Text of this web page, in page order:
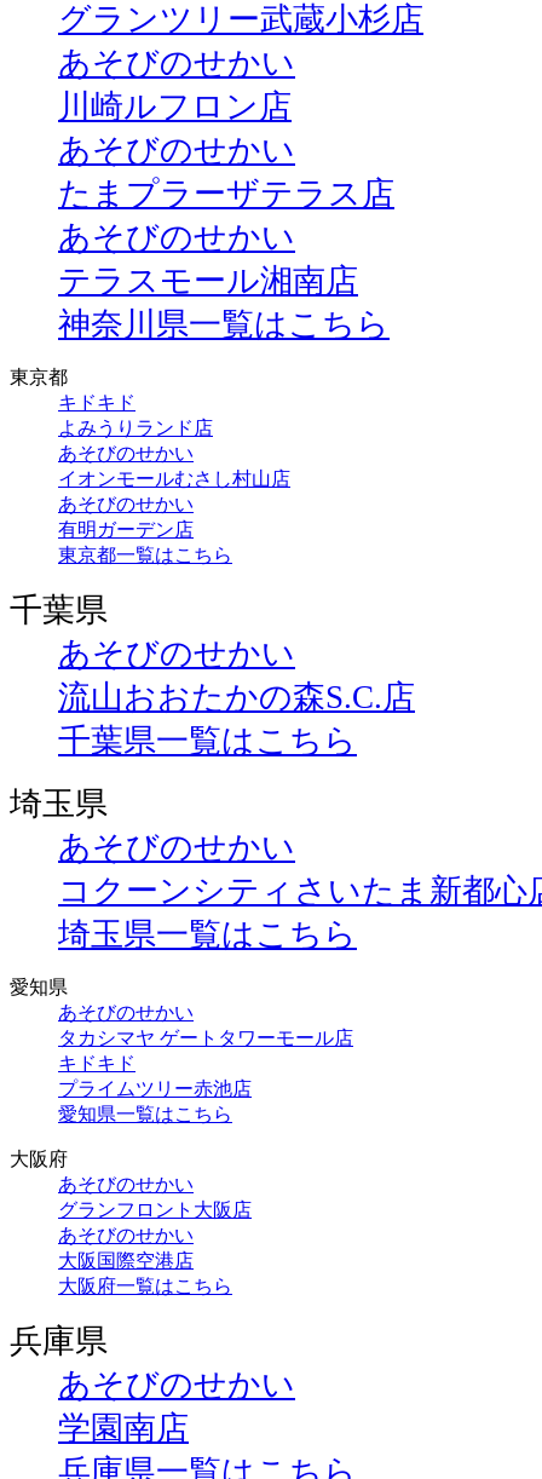
グランツリー武蔵小杉店
あそびのせかい
川崎ルフロン店
あそびのせかい
たまプラーザテラス店
あそびのせかい
テラスモール湘南店
神奈川県一覧はこちら
東京都
キドキド
よみうりランド店
あそびのせかい
イオンモールむさし村山店
あそびのせかい
有明ガーデン店
東京都一覧はこちら
千葉県
あそびのせかい
流山おおたかの森S.C.店
千葉県一覧はこちら
埼玉県
あそびのせかい
コクーンシティさいたま新都心
埼玉県一覧はこちら
愛知県
あそびのせかい
タカシマヤ ゲートタワーモール店
キドキド
プライムツリー赤池店
愛知県一覧はこちら
大阪府
あそびのせかい
グランフロント大阪店
あそびのせかい
大阪国際空港店
大阪府一覧はこちら
兵庫県
あそびのせかい
学園南店